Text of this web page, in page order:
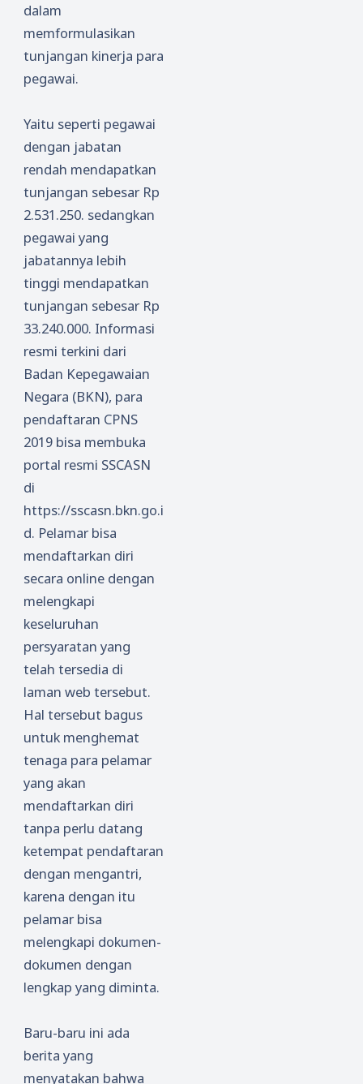
dalam
memformulasikan
tunjangan kinerja para
pegawai.
Yaitu seperti pegawai
dengan jabatan
rendah mendapatkan
tunjangan sebesar Rp
2.531.250. sedangkan
pegawai yang
jabatannya lebih
tinggi mendapatkan
tunjangan sebesar Rp
33.240.000. Informasi
resmi terkini dari
Badan Kepegawaian
Negara (BKN), para
pendaftaran CPNS
2019 bisa membuka
portal resmi SSCASN
di
https://sscasn.bkn.go.i
d. Pelamar bisa
mendaftarkan diri
secara online dengan
melengkapi
keseluruhan
persyaratan yang
telah tersedia di
laman web tersebut.
Hal tersebut bagus
untuk menghemat
tenaga para pelamar
yang akan
mendaftarkan diri
tanpa perlu datang
ketempat pendaftaran
dengan mengantri,
karena dengan itu
pelamar bisa
melengkapi dokumen-
dokumen dengan
lengkap yang diminta.
Baru-baru ini ada
berita yang
menyatakan bahwa